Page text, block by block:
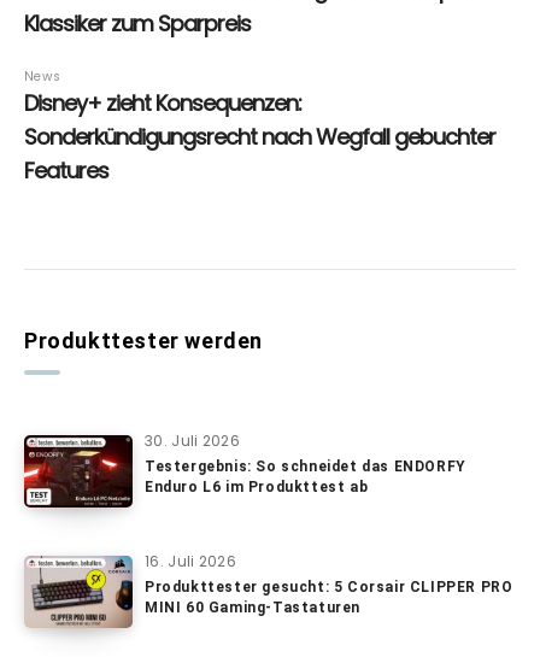
Produkttester werden
30. Juli 2026
Testergebnis: So schneidet das ENDORFY
Enduro L6 im Produkttest ab
16. Juli 2026
Produkttester gesucht: 5 Corsair CLIPPER PRO
MINI 60 Gaming-Tastaturen